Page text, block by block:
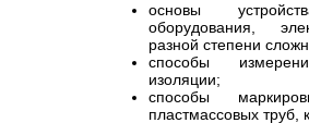
основы
оборудования,
разной степени
способы
изоляции;
способы
пластмассовых труб,